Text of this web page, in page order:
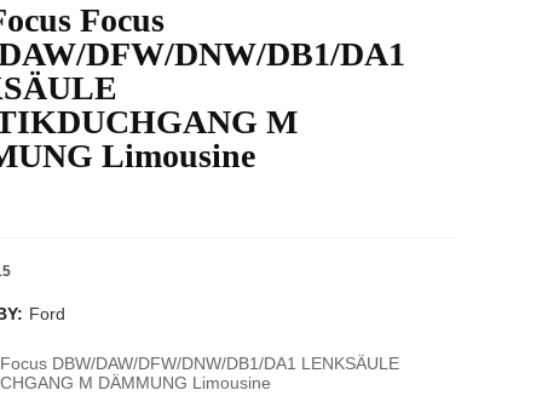
Focus
DFW/DNW/DB1/DA1
M
Limousine
Ford
DBW/DAW/DFW/DNW/DB1/DA1 LENKSÄULE
M DÄMMUNG Limousine